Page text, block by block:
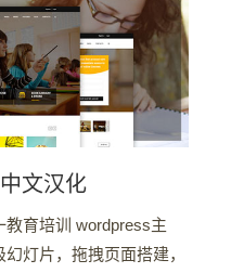
文汉化
育培训 wordpress主
灯片，拖拽页面搭建，